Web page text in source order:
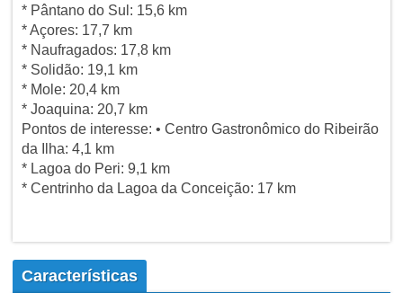
* Pântano do Sul: 15,6 km
* Açores: 17,7 km
* Naufragados: 17,8 km
* Solidão: 19,1 km
* Mole: 20,4 km
* Joaquina: 20,7 km
Pontos de interesse: • Centro Gastronômico do Ribeirão
da Ilha: 4,1 km
* Lagoa do Peri: 9,1 km
* Centrinho da Lagoa da Conceição: 17 km
Características